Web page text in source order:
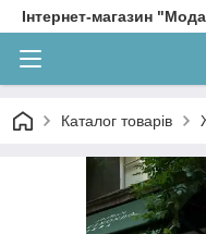
Інтернет-магазин
Каталог товарів